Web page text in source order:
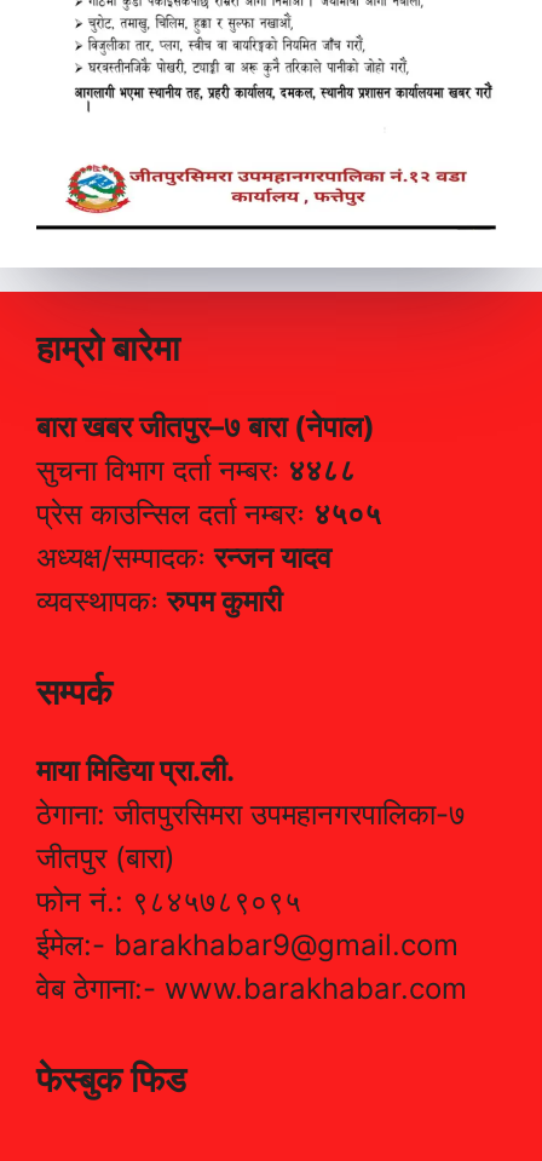
हाम्रो बारेमा
बारा खबर जीतपुर–७ बारा (नेपाल)
सुचना विभाग दर्ता नम्बरः ४४८८
प्रेस काउन्सिल दर्ता नम्बरः ४५०५
अध्यक्ष/सम्पादकःरन्जन यादव
व्यवस्थापकःरुपम कुमारी
सम्पर्क
माया मिडिया प्रा.ली.
ठेगाना: जीतपुरसिमरा उपमहानगरपालिका-७
जीतपुर (बारा)
फोन नं.: ९८४५७८९०९५
ईमेल:- barakhabar9@gmail.com
वेब ठेगाना:- www.barakhabar.com
फेस्बुक फिड